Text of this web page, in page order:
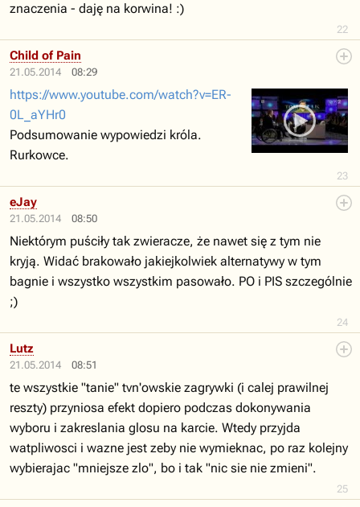
22
znaczenia - daję na korwina! :)
21.05.2014 08:29
23
Child of Pain
https://www.youtube.com/watch?v=ER-
0L_aYHr0
Podsumowanie wypowiedzi króla.
Rurkowce.
21.05.2014 08:50
24
eJay
Niektórym puściły tak zwieracze, że nawet się z tym nie
kryją. Widać brakowało jakiejkolwiek alternatywy w tym
bagnie i wszystko wszystkim pasowało. PO i PIS szczególnie
;)
21.05.2014 08:51
25
Lutz
te wszystkie "tanie" tvn'owskie zagrywki (i calej prawilnej
reszty) przyniosa efekt dopiero podczas dokonywania
wyboru i zakreslania glosu na karcie. Wtedy przyjda
watpliwosci i wazne jest zeby nie wymieknac, po raz kolejny
wybierajac "mniejsze zlo", bo i tak "nic sie nie zmieni".